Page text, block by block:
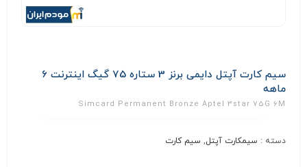
سیم کارت آپتل دایمی برنز 3 ستاره 75 گیگ اینترنت 6
ماهه
Simcard Permanent Bronze Aptel 3star 75G 6M
دسته : سیمکارت آپتل, سیم کارت